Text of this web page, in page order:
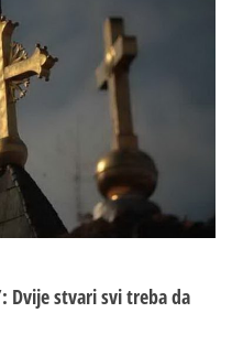
Dvije stvari svi treba da